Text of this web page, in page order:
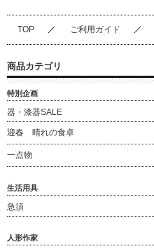
TOP ご利用ガイド
商品カテゴリ
特別企画
器・漆器SALE
迎春 晴れの食卓
一点物
生活用具
急須
人形作家